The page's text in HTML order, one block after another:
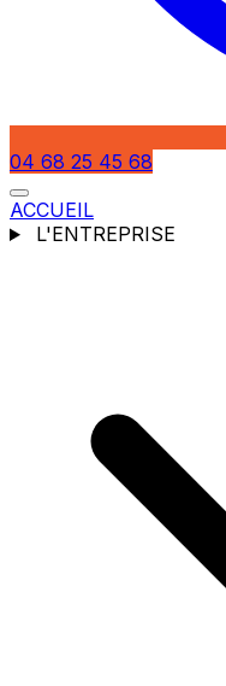
04 68 25 45 68
ACCUEIL
L'ENTREPRISE